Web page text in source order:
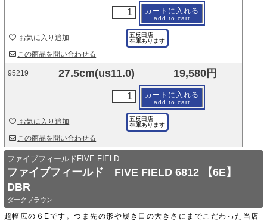
超幅広の６Eです。つま先の形や履き口の大きさにまでこだわった当店
ファイブフィールドFIVE FIELD
ファイブフィールド FIVE FIELD 6812 【6E】
DBR
ダークブラウン
カートに入れる
add to cart
五反田店
在庫あります
お気に入り追加
この商品を問い合わせる
95219 27.5cm(us11.0) 19,580円
カートに入れる
add to cart
五反田店
在庫あります
お気に入り追加
この商品を問い合わせる